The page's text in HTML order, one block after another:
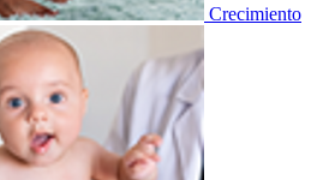
Crecimiento